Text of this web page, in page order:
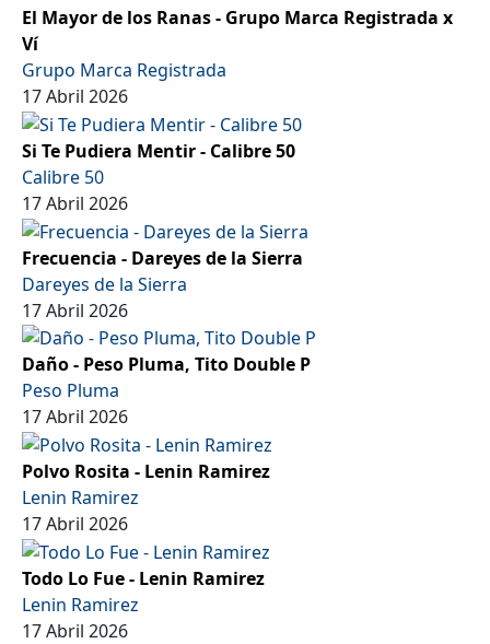
El Mayor de los Ranas - Grupo Marca Registrada x
Ví
Grupo Marca Registrada
17 Abril 2026
Si Te Pudiera Mentir - Calibre 50
Calibre 50
17 Abril 2026
Frecuencia - Dareyes de la Sierra
Dareyes de la Sierra
17 Abril 2026
Daño - Peso Pluma, Tito Double P
Peso Pluma
17 Abril 2026
Polvo Rosita - Lenin Ramirez
Lenin Ramirez
17 Abril 2026
Todo Lo Fue - Lenin Ramirez
Lenin Ramirez
17 Abril 2026